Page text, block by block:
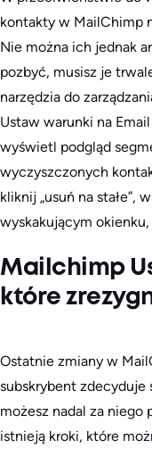
kontakty w MailChimp
Nie można ich jednak
pozbyć, musisz je
narzędzia do
Ustaw warunki na
wyświetl podgląd
wyczyszczonych
kliknij „usuń na stałe”,
wyskakującym
Mailchimp
które
Ostatnie zmiany w
subskrybent zdecyduje
możesz nadal za niego
istnieją kroki, które